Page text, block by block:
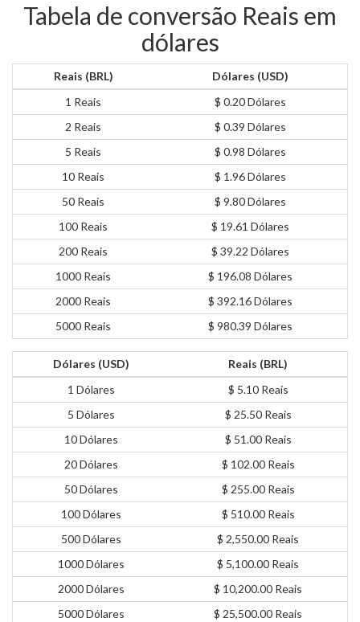
Tabela de conversão Reais em
dólares
Reais (BRL)
Dólares (USD)
1 Reais
$ 0.20 Dólares
2 Reais
$ 0.39 Dólares
5 Reais
$ 0.98 Dólares
10 Reais
$ 1.96 Dólares
50 Reais
$ 9.80 Dólares
100 Reais
$ 19.61 Dólares
200 Reais
$ 39.22 Dólares
1000 Reais
$ 196.08 Dólares
2000 Reais
$ 392.16 Dólares
5000 Reais
$ 980.39 Dólares
Dólares (USD)
Reais (BRL)
1 Dólares
$ 5.10 Reais
5 Dólares
$ 25.50 Reais
10 Dólares
$ 51.00 Reais
20 Dólares
$ 102.00 Reais
50 Dólares
$ 255.00 Reais
100 Dólares
$ 510.00 Reais
500 Dólares
$ 2,550.00 Reais
1000 Dólares
$ 5,100.00 Reais
2000 Dólares
$ 10,200.00 Reais
5000 Dólares
$ 25,500.00 Reais